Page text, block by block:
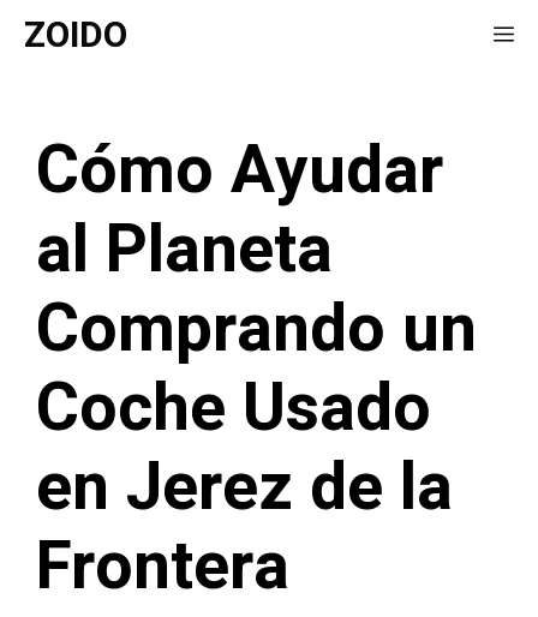
Saltar
ZOIDO
Cómo Ayudar
al Planeta
Comprando un
Coche Usado
en Jerez de la
Frontera